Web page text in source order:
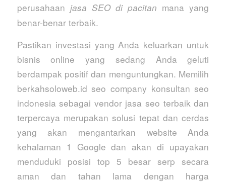
perusahaan jasa SEO di pacitan mana yang
benar-benar terbaik.
Pastikan investasi yang Anda keluarkan untuk
bisnis online yang sedang Anda geluti
berdampak positif dan menguntungkan. Memilih
berkahsoloweb.id seo company konsultan seo
indonesia sebagai vendor jasa seo terbaik dan
terpercaya merupakan solusi tepat dan cerdas
yang akan mengantarkan website Anda
kehalaman 1 Google dan akan di upayakan
menduduki posisi top 5 besar serp secara
aman dan tahan lama dengan harga